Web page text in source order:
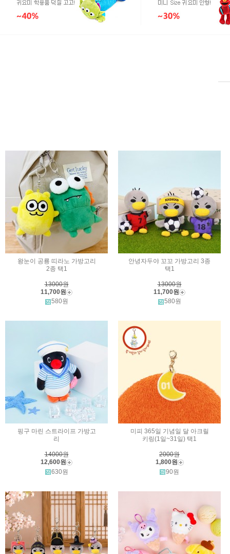
왕눈이 공룡 띠라노 가방고리
2종 택1
13000원
11,700원
580원
안녕자두야 꼬꼬 가방고리 3종
택1
13000원
11,700원
580원
핑구 마린 스트라이프 가방고
리
14000원
12,600원
630원
미피 365일 기념일 달 아크릴
키링(1일~31일) 택1
2000원
1,800원
90원